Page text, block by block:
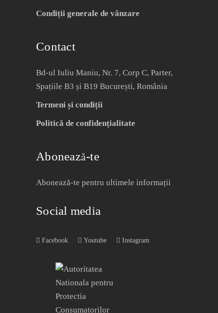
Condiții generale de vânzare
Contact
Bd-ul Iuliu Maniu, Nr. 7, Corp C, Parter,
Spațiile B3 și B19 București, România
Termeni și condiții
Politică de confidențialitate
Abonează-te
Abonează-te pentru ultimele informații
Social media
Facebook Youtube Instagram